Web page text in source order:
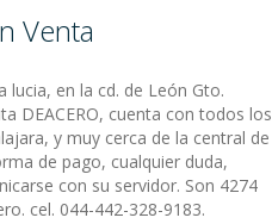
Venta
en la cd. de León Gto.
DEACERO, cuenta con todos los
y muy cerca de la central de
de pago, cualquier duda,
con su servidor. Son 4274
cel. 044-442-328-9183.